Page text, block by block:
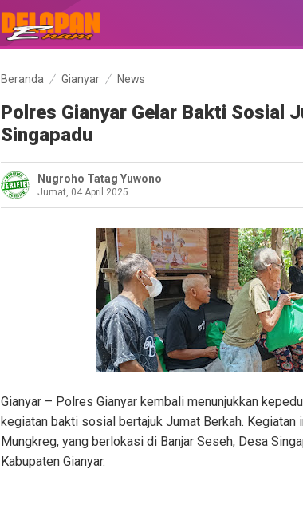
Beranda Gianyar News
Polres Gianyar Gelar Bakti Sosial
Singapadu
Nugroho Tatag Yuwono
Jumat, 04 April 2025
Gianyar – Polres Gianyar kembali menunjukkan
kegiatan bakti sosial bertajuk Jumat Berkah. Kegiatan
Mungkreg, yang berlokasi di Banjar Seseh, Desa
Kabupaten Gianyar.